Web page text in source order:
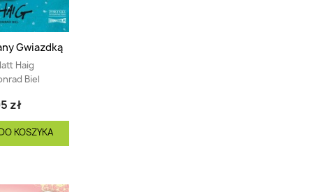
Gwiazdką
Haig
Biel
zł
KOSZYKA